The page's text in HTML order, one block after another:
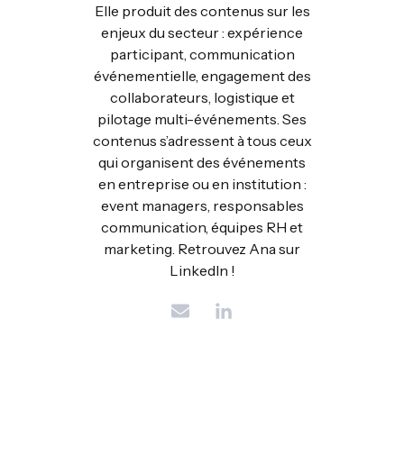
Elle produit des contenus sur les
enjeux du secteur : expérience
participant, communication
événementielle, engagement des
collaborateurs, logistique et
pilotage multi-événements. Ses
contenus s’adressent à tous ceux
qui organisent des événements
en entreprise ou en institution :
event managers, responsables
communication, équipes RH et
marketing. Retrouvez Ana sur
LinkedIn !